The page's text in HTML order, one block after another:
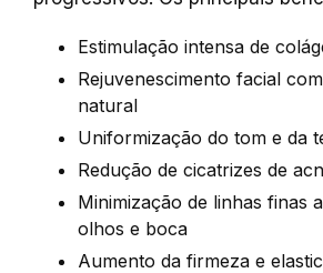
Estimulação intensa de
Rejuvenescimento facial
natural
Uniformização do tom e da
Redução de cicatrizes de
Minimização de linhas finas
olhos e boca
Aumento da firmeza e